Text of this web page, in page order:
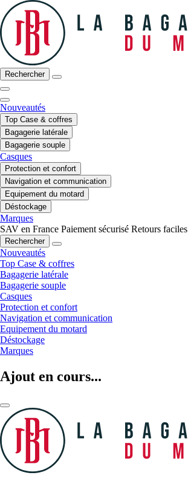
Rechercher
Nouveautés
Top Case & coffres
Bagagerie latérale
Bagagerie souple
Casques
Protection et confort
Navigation et communication
Equipement du motard
Déstockage
Marques
SAV en France Paiement sécurisé Retours faciles
Rechercher
Nouveautés
Top Case & coffres
Bagagerie latérale
Bagagerie souple
Casques
Protection et confort
Navigation et communication
Equipement du motard
Déstockage
Marques
Ajout en cours...